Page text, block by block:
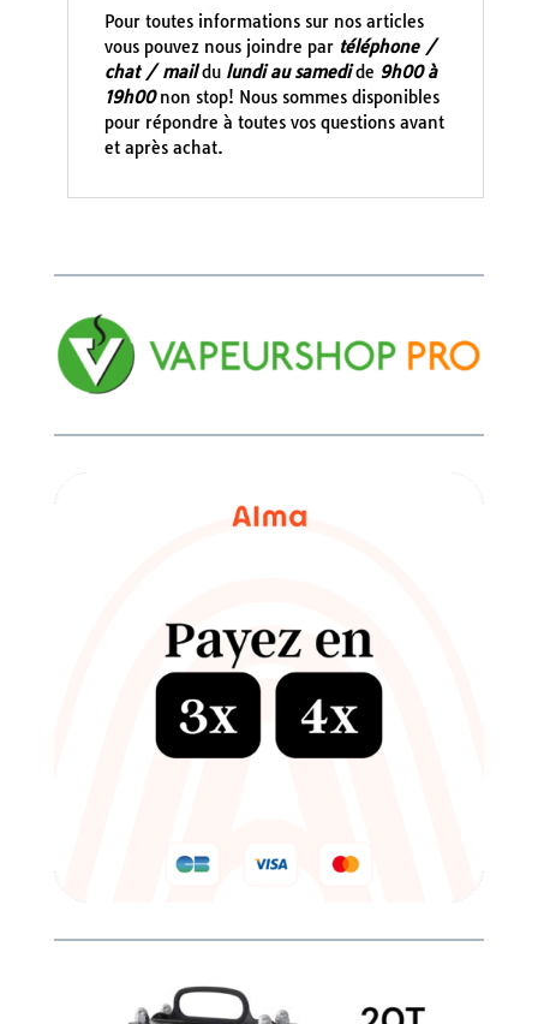
Pour toutes informations sur nos articles
vous pouvez nous joindre par téléphone /
chat / maildu lundi au samedide 9h00 à
19h00non stop! Nous sommes disponibles
pour répondre à toutes vos questions avant
et après achat.